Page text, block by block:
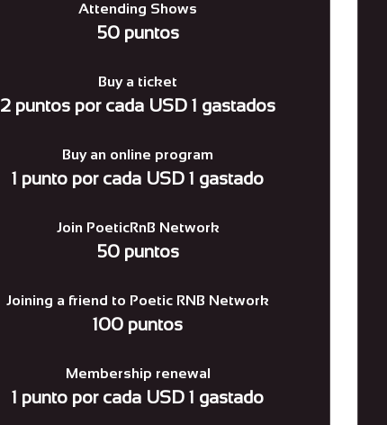
Attending Shows
50 puntos
Buy a ticket
2 puntos por cada USD 1 gastados
Buy an online program
1 punto por cada USD 1 gastado
Join PoeticRnB Network
50 puntos
Joining a friend to Poetic RNB Network
100 puntos
Membership renewal
1 punto por cada USD 1 gastado